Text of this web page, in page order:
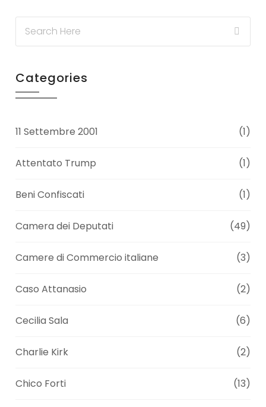
Categories
11 Settembre 2001 (1)
Attentato Trump (1)
Beni Confiscati (1)
Camera dei Deputati (49)
Camere di Commercio italiane (3)
Caso Attanasio (2)
Cecilia Sala (6)
Charlie Kirk (2)
Chico Forti (13)